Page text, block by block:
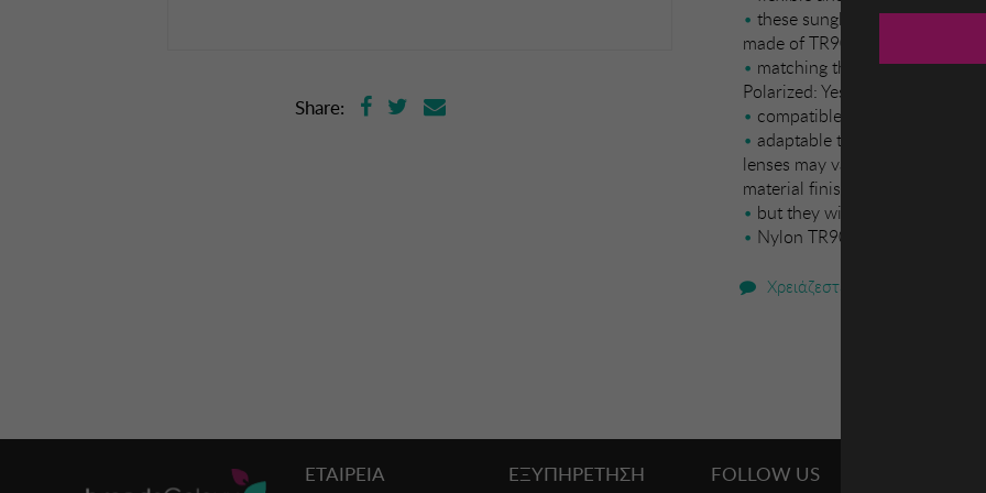
Share:
these sunglasses guarantee
made of TR90
matching the frame material.
Polarized: Yes. - Progression: Yes
compatible with progressive
adaptable to your visual
lenses may vary slightly from
material finish
but they will always retain
Nylon TR90
Χρειάζεστε βοήθεια;
ΕΤΑΙΡΕΙΑ
ΕΞΥΠΗΡΕΤΗΣΗ
FOLLOW US